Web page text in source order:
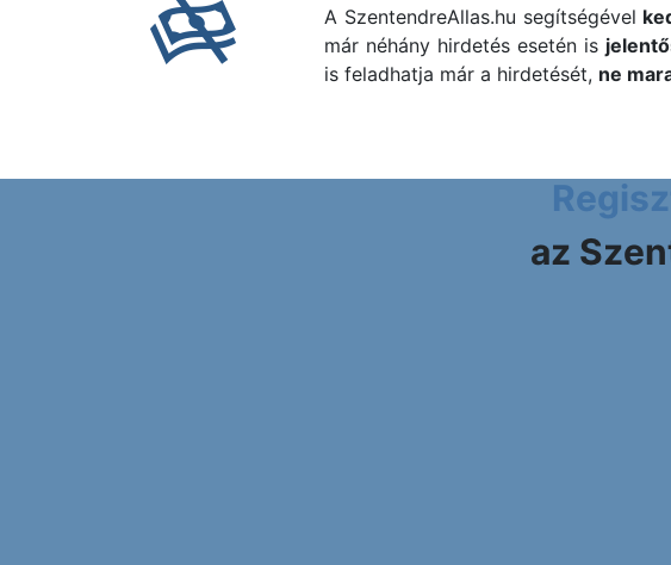
A SzentendreAllas.hu segítségével
már néhány hirdetés esetén is
is feladhatja már a hirdetését, ne
az